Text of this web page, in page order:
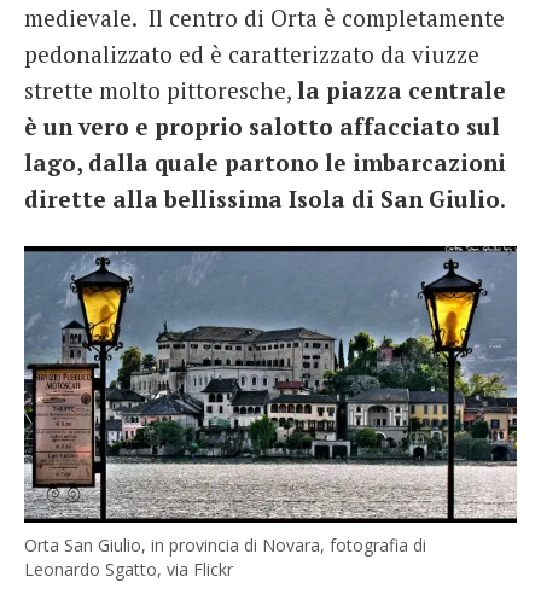
medievale. Il centro di Orta è completamente
pedonalizzato ed è caratterizzato da viuzze
strette molto pittoresche, la piazza centrale
è un vero e proprio salotto affacciato sul
lago, dalla quale partono le imbarcazioni
dirette alla bellissima Isola di San Giulio.
Orta San Giulio, in provincia di Novara, fotografia di
Leonardo Sgatto, via Flickr